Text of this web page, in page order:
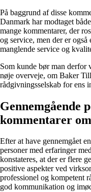
På baggrund af disse
Danmark har modtaget
mange kommentarer, der
og service, men der er også
manglende service og
Som kunde bør man derfor
nøje overveje, om Baker
rådgivningsselskab for ens
Gennemgående
kommentarer
Efter at have gennemgået
personer med erfaringer
konstateres, at der er flere
positive aspekter ved
professionel og kompetent
god kommunikation og